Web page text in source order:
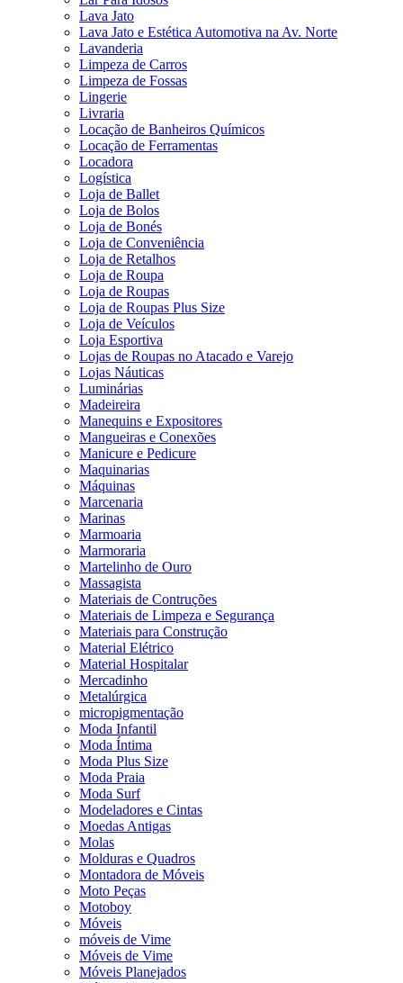
Lava Jato
Lava Jato e Estética Automotiva na Av. Norte
Lavanderia
Limpeza de Carros
Limpeza de Fossas
Lingerie
Livraria
Locação de Banheiros Químicos
Locação de Ferramentas
Locadora
Logística
Loja de Ballet
Loja de Bolos
Loja de Bonés
Loja de Conveniência
Loja de Retalhos
Loja de Roupa
Loja de Roupas
Loja de Roupas Plus Size
Loja de Veículos
Loja Esportiva
Lojas de Roupas no Atacado e Varejo
Lojas Náuticas
Luminárias
Madeireira
Manequins e Expositores
Mangueiras e Conexões
Manicure e Pedicure
Maquinarias
Máquinas
Marcenaria
Marinas
Marmoaria
Marmoraria
Martelinho de Ouro
Massagista
Materiais de Contruções
Materiais de Limpeza e Segurança
Materiais para Construção
Material Elétrico
Material Hospitalar
Mercadinho
Metalúrgica
micropigmentação
Moda Infantil
Moda Íntima
Moda Plus Size
Moda Praia
Moda Surf
Modeladores e Cintas
Moedas Antigas
Molas
Molduras e Quadros
Montadora de Móveis
Moto Peças
Motoboy
Móveis
móveis de Vime
Móveis de Vime
Móveis Planejados